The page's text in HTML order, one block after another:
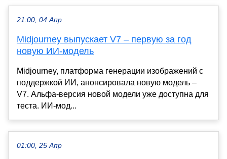
21:00, 04 Апр
Midjourney выпускает V7 – первую за год
новую ИИ-модель
Midjourney, платформа генерации изображений с
поддержкой ИИ, анонсировала новую модель –
V7. Альфа-версия новой модели уже доступна для
теста. ИИ-мод...
01:00, 25 Апр